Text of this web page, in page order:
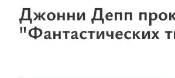
Джонни Депп
"Фантастических